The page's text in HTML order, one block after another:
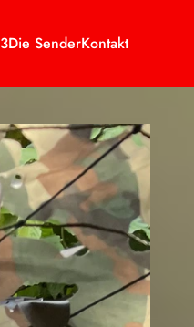
Die SenderKontakt